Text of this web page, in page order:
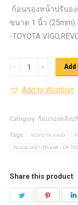
ก้อนรองหน้าปรับอง
ขนาด 1 นิ้ว (25mm)
-TOYOTA
รอง
หน้า
องศา
OPTION
4WD ขนาด
นิ้ว
(25mm)
สี
Add
Add to Wishlist
Category: ก้อนรองหลังปรั
Tags: -TOYOTA VIGO
ก้อนรองหน้าปรับองศา
Share this product